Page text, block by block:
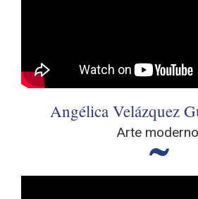
Angélica Velázquez
Arte moderno